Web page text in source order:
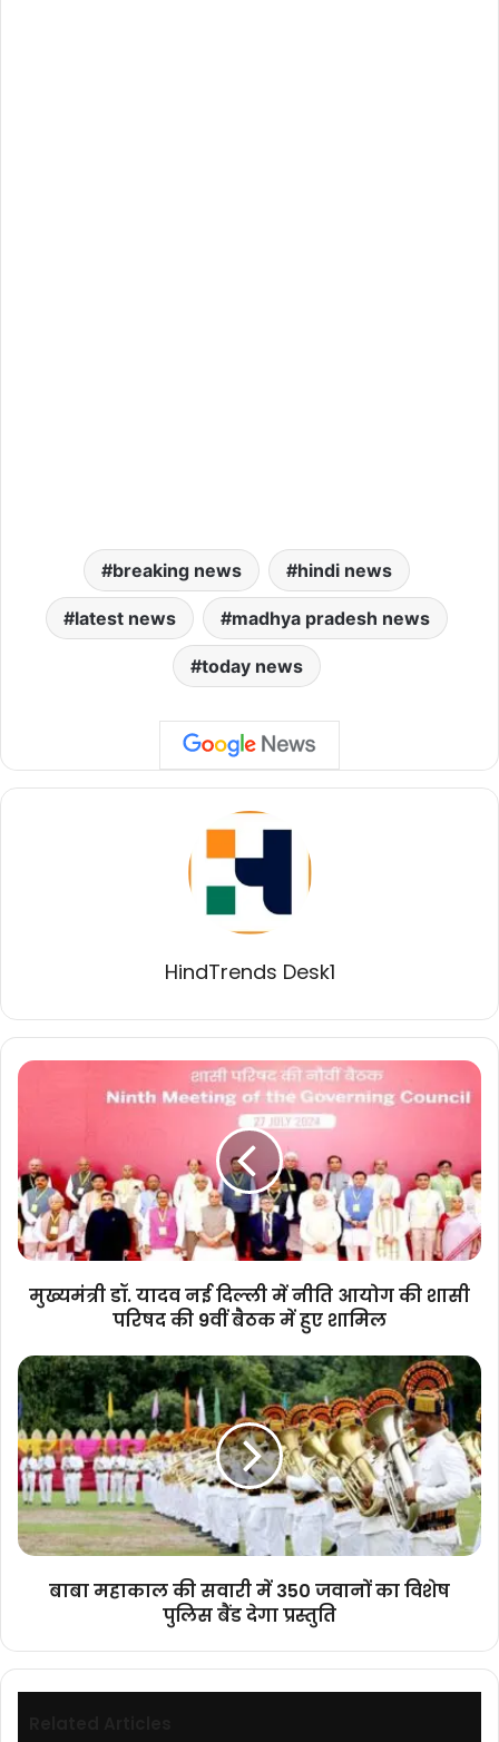
breaking news hindi news
latest news madhya pradesh news
today news
HindTrends Desk1
मुख्यमंत्री
दिल्ली
में
नीति
आयोग
की
परिषद
9वीं
बैठक
में
हुए
शामिल
मुख्यमंत्री डॉ. यादव नई दिल्ली में नीति आयोग की शासी
परिषद की 9वीं बैठक में हुए शामिल
बाबा
महाकाल
की
सवारी
में
350
जवानों
का
विशेष
प्रस्तुति
बाबा महाकाल की सवारी में 350 जवानों का विशेष
पुलिस बैंड देगा प्रस्तुति